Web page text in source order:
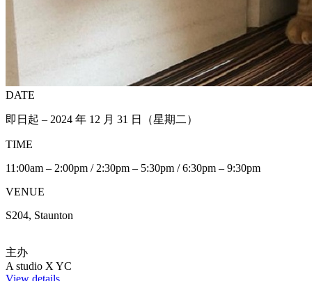
DATE
即日起 – 2024 年 12 月 31 日（星期二）
TIME
11:00am – 2:00pm / 2:30pm – 5:30pm / 6:30pm – 9:30pm
VENUE
S204, Staunton
主办
A studio X YC
View details